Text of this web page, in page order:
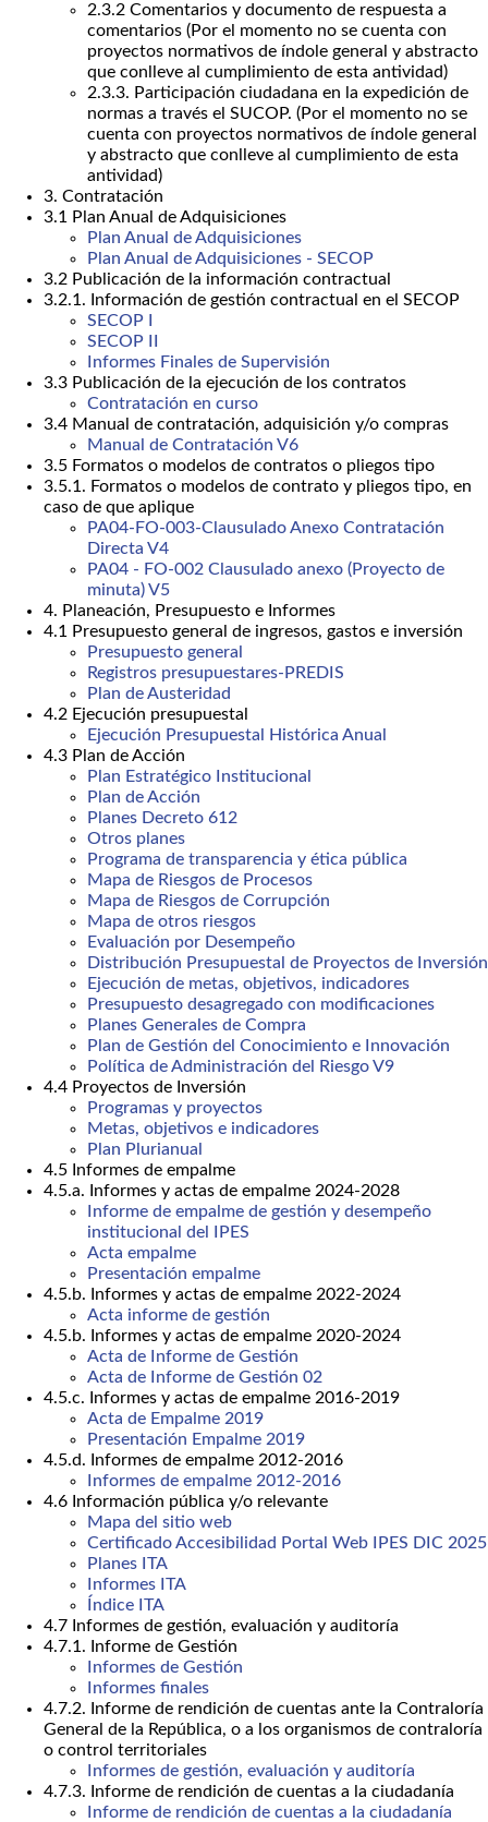
2.3.2 Comentarios y documento de respuesta a
comentarios (Por el momento no se cuenta con
proyectos normativos de índole general y abstracto
que conlleve al cumplimiento de esta antividad)
2.3.3. Participación ciudadana en la expedición de
normas a través el SUCOP. (Por el momento no se
cuenta con proyectos normativos de índole general
y abstracto que conlleve al cumplimiento de esta
antividad)
3. Contratación
3.1 Plan Anual de Adquisiciones
Plan Anual de Adquisiciones
Plan Anual de Adquisiciones - SECOP
3.2 Publicación de la información contractual
3.2.1. Información de gestión contractual en el SECOP
SECOP I
SECOP II
Informes Finales de Supervisión
3.3 Publicación de la ejecución de los contratos
Contratación en curso
3.4 Manual de contratación, adquisición y/o compras
Manual de Contratación V6
3.5 Formatos o modelos de contratos o pliegos tipo
3.5.1. Formatos o modelos de contrato y pliegos tipo, en
caso de que aplique
PA04-FO-003-Clausulado Anexo Contratación
Directa V4
PA04 - FO-002 Clausulado anexo (Proyecto de
minuta) V5
4. Planeación, Presupuesto e Informes
4.1 Presupuesto general de ingresos, gastos e inversión
Presupuesto general
Registros presupuestares-PREDIS
Plan de Austeridad
4.2 Ejecución presupuestal
Ejecución Presupuestal Histórica Anual
4.3 Plan de Acción
Plan Estratégico Institucional
Plan de Acción
Planes Decreto 612
Otros planes
Programa de transparencia y ética pública
Mapa de Riesgos de Procesos
Mapa de Riesgos de Corrupción
Mapa de otros riesgos
Evaluación por Desempeño
Distribución Presupuestal de Proyectos de Inversión
Ejecución de metas, objetivos, indicadores
Presupuesto desagregado con modificaciones
Planes Generales de Compra
Plan de Gestión del Conocimiento e Innovación
Política de Administración del Riesgo V9
4.4 Proyectos de Inversión
Programas y proyectos
Metas, objetivos e indicadores
Plan Plurianual
4.5 Informes de empalme
4.5.a. Informes y actas de empalme 2024-2028
Informe de empalme de gestión y desempeño
institucional del IPES
Acta empalme
Presentación empalme
4.5.b. Informes y actas de empalme 2022-2024
Acta informe de gestión
4.5.b. Informes y actas de empalme 2020-2024
Acta de Informe de Gestión
Acta de Informe de Gestión 02
4.5.c. Informes y actas de empalme 2016-2019
Acta de Empalme 2019
Presentación Empalme 2019
4.5.d. Informes de empalme 2012-2016
Informes de empalme 2012-2016
4.6 Información pública y/o relevante
Mapa del sitio web
Certificado Accesibilidad Portal Web IPES DIC 2025
Planes ITA
Informes ITA
Índice ITA
4.7 Informes de gestión, evaluación y auditoría
4.7.1. Informe de Gestión
Informes de Gestión
Informes finales
4.7.2. Informe de rendición de cuentas ante la Contraloría
General de la República, o a los organismos de contraloría
o control territoriales
Informes de gestión, evaluación y auditoría
4.7.3. Informe de rendición de cuentas a la ciudadanía
Informe de rendición de cuentas a la ciudadanía